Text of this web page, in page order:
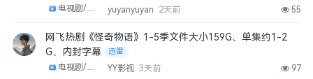
yuyanyuyan 2天前 55
网飞热剧《怪奇物语》1-5季文件大小159G、单集约1-2
G、内封字幕
迅雷
YY影视 3天前 97